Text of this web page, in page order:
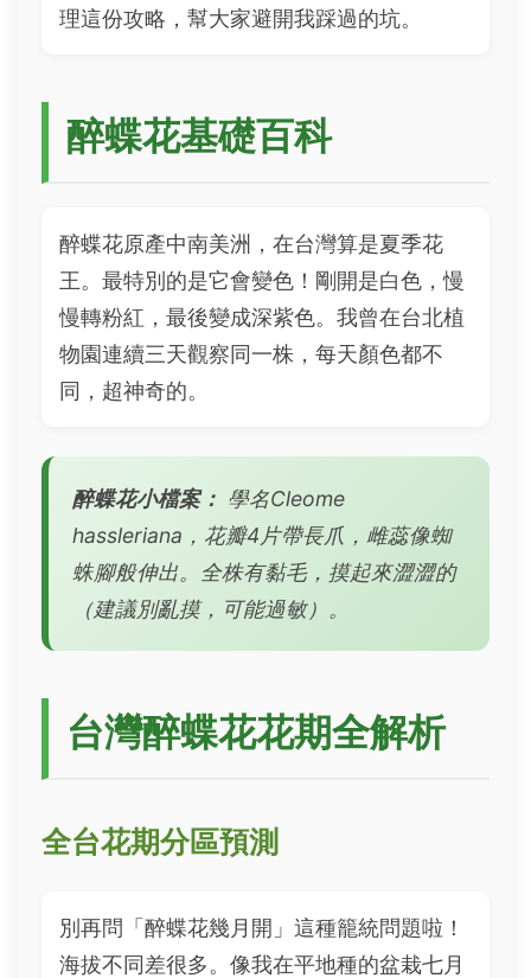
理這份攻略，幫大家避開我踩過的坑。
醉蝶花基礎百科
醉蝶花原產中南美洲，在台灣算是夏季花
王。最特別的是它會變色！剛開是白色，慢
慢轉粉紅，最後變成深紫色。我曾在台北植
物園連續三天觀察同一株，每天顏色都不
同，超神奇的。
醉蝶花小檔案： 學名Cleome
hassleriana，花瓣4片帶長爪，雌蕊像蜘
蛛腳般伸出。全株有黏毛，摸起來澀澀的
（建議別亂摸，可能過敏）。
台灣醉蝶花花期全解析
全台花期分區預測
別再問「醉蝶花幾月開」這種籠統問題啦！
海拔不同差很多。像我在平地種的盆栽七月